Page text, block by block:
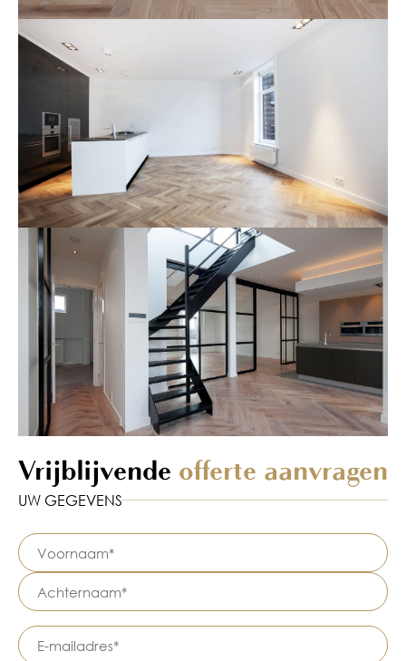
Vrijblijvende offerte aanvragen
UW GEGEVENS